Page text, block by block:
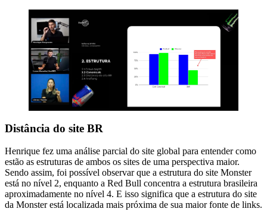
Distância do site BR
Henrique fez uma análise parcial do site global para entender como
estão as estruturas de ambos os sites de uma perspectiva maior.
Sendo assim, foi possível observar que a estrutura do site Monster
está no nível 2, enquanto a Red Bull concentra a estrutura brasileira
aproximadamente no nível 4. E isso significa que a estrutura do site
da Monster está localizada mais próxima de sua maior fonte de links.